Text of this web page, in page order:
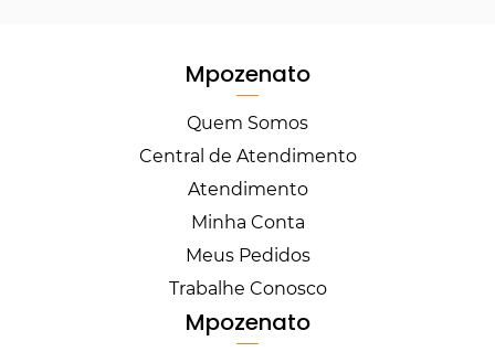
Mpozenato
Quem Somos
Central de Atendimento
Atendimento
Minha Conta
Meus Pedidos
Trabalhe Conosco
Mpozenato